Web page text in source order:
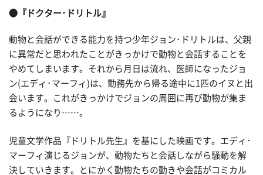
●『ドクター･ドリトル』
動物と会話ができる能力を持つ少年ジョン･ドリトルは、父親
に異常だと思われたことがきっかけで動物と会話することを
やめてしまいます。それから月日は流れ、医師になったジョ
ン(エディ･マーフィ)は、勤務先から帰る途中に1匹のイヌと出
会います。これがきっかけでジョンの周囲に再び動物が集ま
るようになり……。
児童文学作品『ドリトル先生』を基にした映画です。エディ･
マーフィ演じるジョンが、動物たちと会話しながら騒動を解
決していきます。とにかく動物たちの動きや会話がコミカル